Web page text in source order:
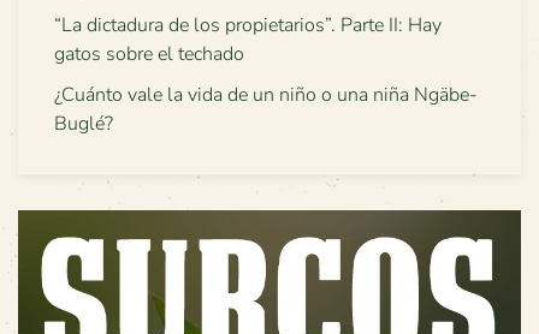
“La dictadura de los propietarios”. Parte II: Hay
gatos sobre el techado
¿Cuánto vale la vida de un niño o una niña Ngäbe-
Buglé?